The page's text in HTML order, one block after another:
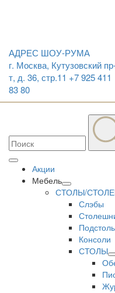
АДРЕС ШОУ-РУМА
г. Москва, Кутузовский
т, д. 36, стр.11 +7 925 411
83 80
Акции
Мебель
СТОЛЫ/
Слэбы
Консоли
СТОЛЫ